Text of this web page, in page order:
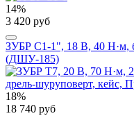
14%
3 420 руб
ЗУБР С1-1", 18 В, 40 Н·м,
(ДШУ-185)
18%
18 740 руб